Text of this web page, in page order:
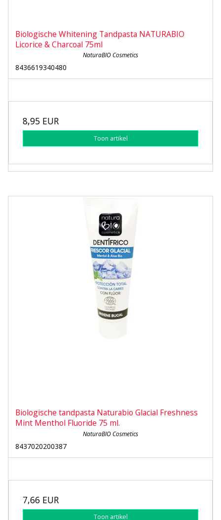
Biologische Whitening Tandpasta NATURABIO
Licorice & Charcoal 75ml
NaturaBIO Cosmetics
8436619340480
8,95 EUR
Toon artikel
Biologische tandpasta Naturabio Glacial Freshness
Mint Menthol Fluoride 75 ml.
NaturaBIO Cosmetics
8437020200387
7,66 EUR
Toon artikel